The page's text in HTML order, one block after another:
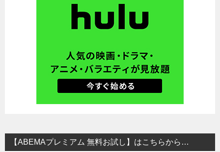
【ABEMAプレミアム 無料お試し】はこちらから…